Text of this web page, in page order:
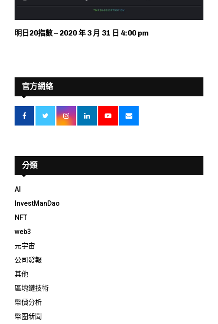
明日20指數 – 2020 年 3 月 31 日 4:00 pm
官方網絡
分類
AI
InvestManDao
NFT
web3
元宇宙
公司發報
其他
區塊鏈技術
幣價分析
幣圈新聞